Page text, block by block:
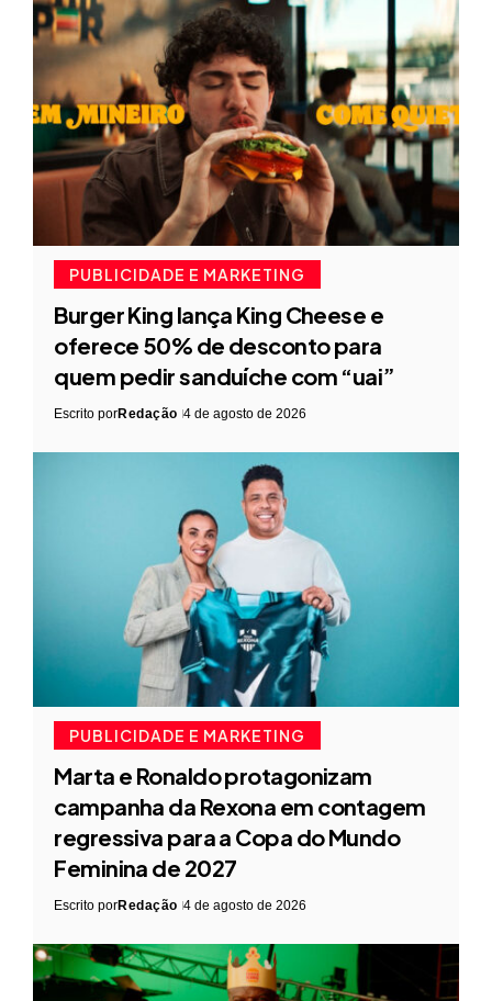
PUBLICIDADE E MARKETING
Burger King lança King Cheese e
oferece 50% de desconto para
quem pedir sanduíche com “uai”
Escrito porRedação 4 de agosto de 2026
PUBLICIDADE E MARKETING
Marta e Ronaldo protagonizam
campanha da Rexona em contagem
regressiva para a Copa do Mundo
Feminina de 2027
Escrito porRedação 4 de agosto de 2026